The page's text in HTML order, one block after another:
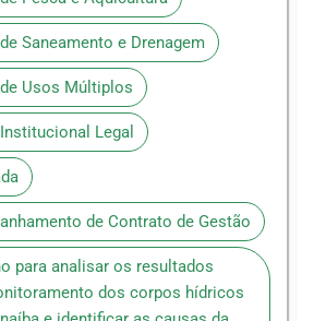
Saneamento e Drenagem
Usos Múltiplos
Legal
de Contrato de Gestão
para analisar os resultados
dos corpos hídricos